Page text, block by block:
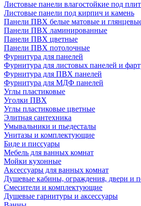
Листовые панели влагостойкие под
Листовые панели под кирпич и камень
Панели ПВХ белые матовые и
Панели ПВХ ламинированные
Панели ПВХ цветные
Панели ПВХ потолочные
Фурнитура для панелей
Фурнитура для листовых панелей и
Фурнитура для ПВХ панелей
Фурнитура для МДФ панелей
Углы пластиковые
Уголки ПВХ
Углы пластиковые цветные
Элитная сантехника
Умывальники и пьедесталы
Унитазы и комплектующие
Биде и писсуары
Мебель для ванных комнат
Мойки кухонные
Аксессуары для ванных комнат
Душевые кабины, ограждения, двери и
Смесители и комплектующие
Душевые гарнитуры и аксессуары